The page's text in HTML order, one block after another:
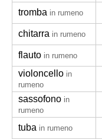
tromba in rumeno
chitarra in rumeno
flauto in rumeno
violoncello in
rumeno
sassofono in
rumeno
tuba in rumeno